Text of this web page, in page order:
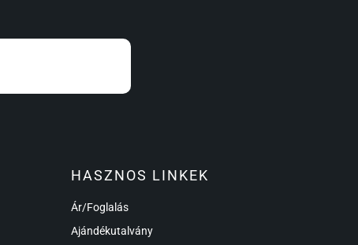
HASZNOS LINKEK
Ár/Foglalás
Ajándékutalvány